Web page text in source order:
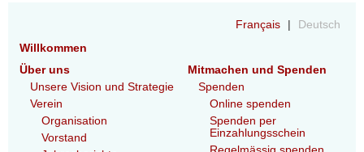
Français
Deutsch
Willkommen
Über uns
Unsere Vision und Strategie
Verein
Organisation
Vorstand
Mitmachen und Spenden
Spenden
Online spenden
Spenden per
Einzahlungsschein